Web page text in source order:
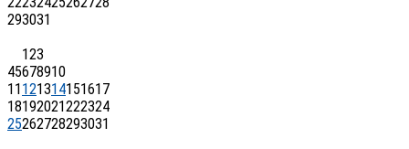
293031
123
45678910
11 121314151617
18192021222324
25262728293031